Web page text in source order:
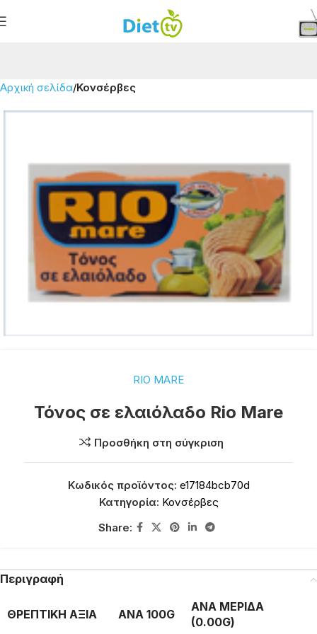
Αρχική σελίδα Κονσέρβες
RIO MARE
Τόνος σε ελαιόλαδο Rio Mare
Προσθήκη στη σύγκριση
Κωδικός προϊόντος: e17184bcb70d
Κατηγορία: Κονσέρβες
Share:
Περιγραφή
ΘΡΕΠΤΙΚΗ ΑΞΙΑ ΑΝΑ 100G
ΑΝΑ ΜΕΡΙΔΑ
(0.00G)